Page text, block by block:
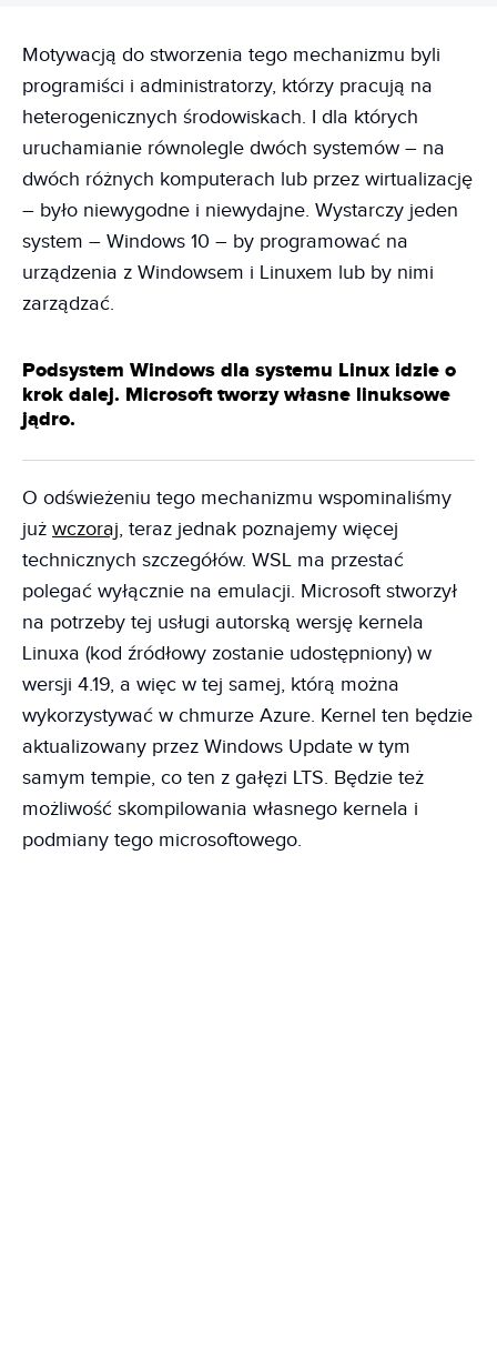
Motywacją do stworzenia tego mechanizmu byli
programiści i administratorzy, którzy pracują na
heterogenicznych środowiskach. I dla których
uruchamianie równolegle dwóch systemów – na
dwóch różnych komputerach lub przez wirtualizację
– było niewygodne i niewydajne. Wystarczy jeden
system – Windows 10 – by programować na
urządzenia z Windowsem i Linuxem lub by nimi
zarządzać.
Podsystem Windows dla systemu Linux idzie o
krok dalej. Microsoft tworzy własne linuksowe
jądro.
O odświeżeniu tego mechanizmu wspominaliśmy
już wczoraj, teraz jednak poznajemy więcej
technicznych szczegółów. WSL ma przestać
polegać wyłącznie na emulacji. Microsoft stworzył
na potrzeby tej usługi autorską wersję kernela
Linuxa (kod źródłowy zostanie udostępniony) w
wersji 4.19, a więc w tej samej, którą można
wykorzystywać w chmurze Azure. Kernel ten będzie
aktualizowany przez Windows Update w tym
samym tempie, co ten z gałęzi LTS. Będzie też
możliwość skompilowania własnego kernela i
podmiany tego microsoftowego.